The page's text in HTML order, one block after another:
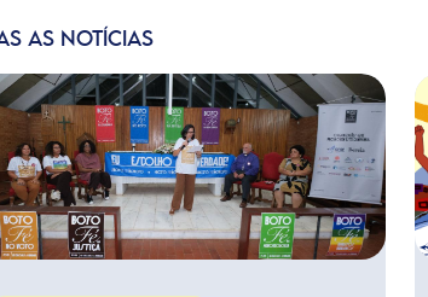
AS NOTÍCIAS